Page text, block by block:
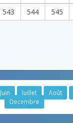
543
544 545
Juin Juillet Août
Decembre